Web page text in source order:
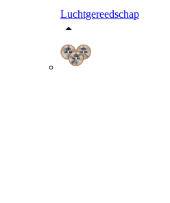
Luchtgereedschap